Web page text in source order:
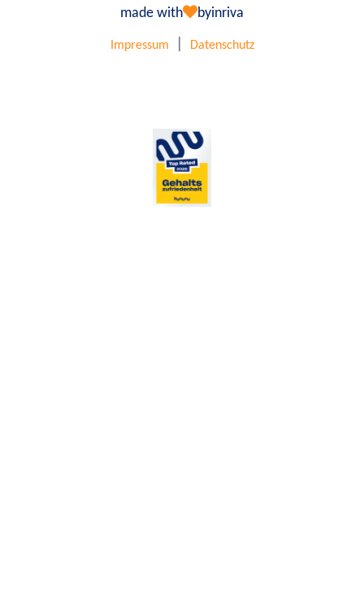
made with byinriva
Impressum Datenschutz